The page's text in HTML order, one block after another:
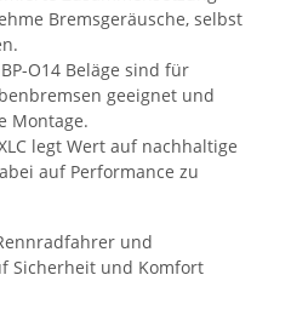
Bremsgeräusche, selbst
O14 Beläge sind für
geeignet und
Montage.
legt Wert auf nachhaltige
auf Performance zu
und
Sicherheit und Komfort